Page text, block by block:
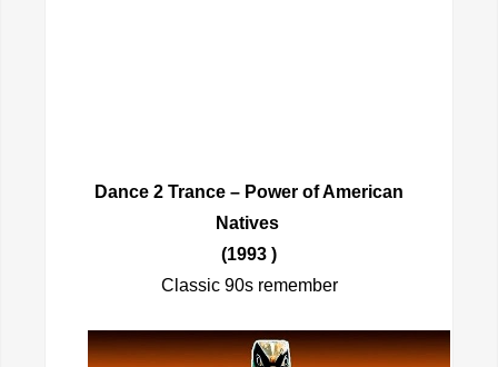
Dance 2 Trance – Power of American
Natives
(1993 )
Classic 90s remember